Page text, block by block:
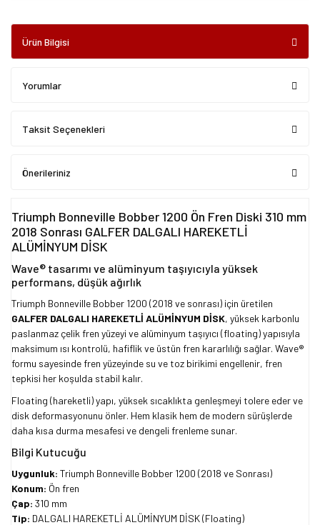
Ürün Bilgisi
Yorumlar
Taksit Seçenekleri
Önerileriniz
Triumph Bonneville Bobber 1200 Ön Fren Diski 310 mm
2018 Sonrası GALFER DALGALI HAREKETLİ
ALÜMİNYUM DİSK
Wave® tasarımı ve alüminyum taşıyıcıyla yüksek
performans, düşük ağırlık
Triumph Bonneville Bobber 1200 (2018 ve sonrası) için üretilen
GALFER DALGALI HAREKETLİ ALÜMİNYUM DİSK, yüksek karbonlu
paslanmaz çelik fren yüzeyi ve alüminyum taşıyıcı (floating) yapısıyla
maksimum ısı kontrolü, hafiflik ve üstün fren kararlılığı sağlar. Wave®
formu sayesinde fren yüzeyinde su ve toz birikimi engellenir, fren
tepkisi her koşulda stabil kalır.
Floating (hareketli) yapı, yüksek sıcaklıkta genleşmeyi tolere eder ve
disk deformasyonunu önler. Hem klasik hem de modern sürüşlerde
daha kısa durma mesafesi ve dengeli frenleme sunar.
Bilgi Kutucuğu
Uygunluk: Triumph Bonneville Bobber 1200 (2018 ve Sonrası)
Konum: Ön fren
Çap: 310 mm
Tip: DALGALI HAREKETLİ ALÜMİNYUM DİSK (Floating)